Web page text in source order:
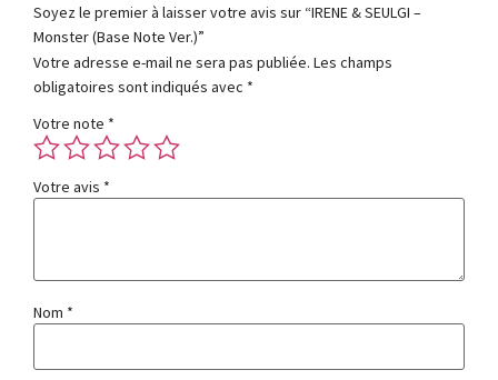
Soyez le premier à laisser votre avis sur “IRENE & SEULGI –
Monster (Base Note Ver.)”
Votre adresse e-mail ne sera pas publiée. Les champs
obligatoires sont indiqués avec *
Votre note *
Votre avis *
Nom *